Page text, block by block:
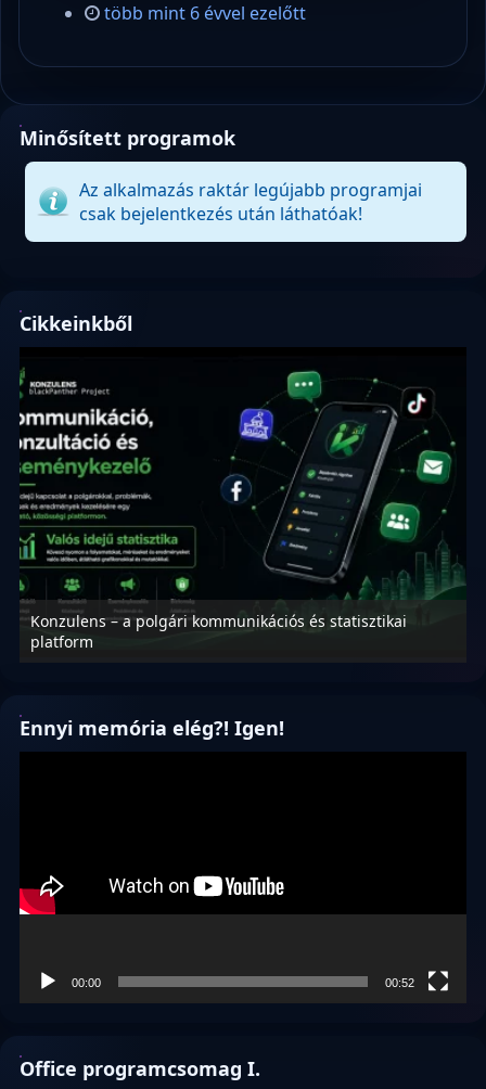
több mint 6 évvel ezelőtt
Minősített programok
Az alkalmazás raktár legújabb programjai
csak bejelentkezés után láthatóak!
Cikkeinkből
Konzulens – a polgári kommunikációs és statisztikai
platform
Ennyi memória elég?! Igen!
00:00 00:52
Office programcsomag I.